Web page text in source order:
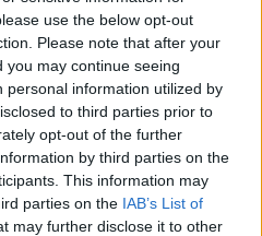
use the below opt-out
Please note that after your
may continue seeing
personal information utilized by
to third parties prior to
opt-out of the further
by third parties on the
This information may
parties on the IAB’s List of
may further disclose it to other